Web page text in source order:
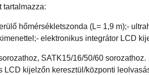
tartalmazza:
hőmérsékletszonda (L= 1,9 m);-
elektronikus integrátor LCD
SATK15/16/50/60 sorozathoz.
LCD kijelzőn keresztül/központi